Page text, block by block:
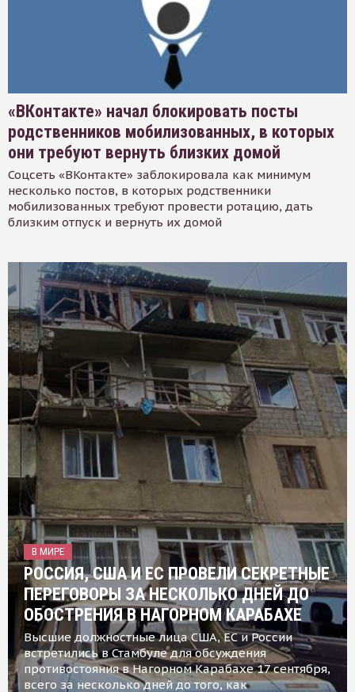
«ВКонтакте» начал блокировать посты
родственников мобилизованных, в которых
они требуют вернуть близких домой
Соцсеть «ВКонтакте» заблокировала как минимум
несколько постов, в которых родственники
мобилизованных требуют провести ротацию, дать
близким отпуск и вернуть их домой
В МИРЕ
РОССИЯ, США И ЕС ПРОВЕЛИ СЕКРЕТНЫЕ
ПЕРЕГОВОРЫ ЗА НЕСКОЛЬКО ДНЕЙ ДО
ОБОСТРЕНИЯ В НАГОРНОМ КАРАБАХЕ
Высшие должностные лица США, ЕС и России
встретились в Стамбуле для обсуждения
противостояния в Нагорном Карабахе 17 сентября,
всего за несколько дней до того, как